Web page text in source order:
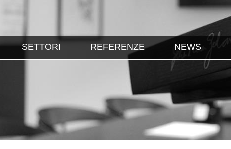
SETTORI REFERENZE NEWS